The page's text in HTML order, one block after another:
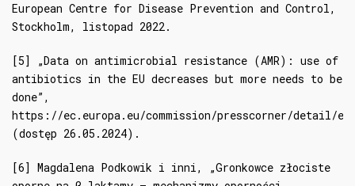
European Centre for Disease Prevention and Control,
Stockholm, listopad 2022.
[5] „Data on antimicrobial resistance (AMR): use of
antibiotics in the EU decreases but more needs to be
done”,
https://ec.europa.eu/commission/presscorner/detail/en/
(dostęp 26.05.2024).
[6] Magdalena Podkowik i inni, „Gronkowce złociste